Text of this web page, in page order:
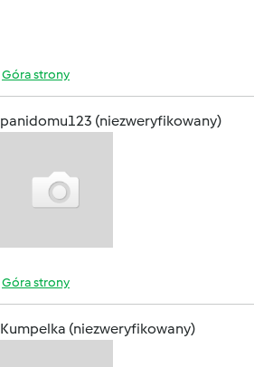
Góra strony
panidomu123 (niezweryfikowany)
Góra strony
Kumpelka (niezweryfikowany)